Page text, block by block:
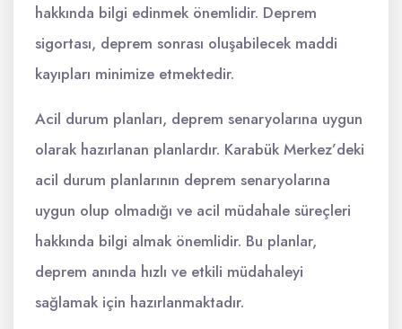
hakkında bilgi edinmek önemlidir. Deprem
sigortası, deprem sonrası oluşabilecek maddi
kayıpları minimize etmektedir.
Acil durum planları, deprem senaryolarına uygun
olarak hazırlanan planlardır. Karabük Merkez’deki
acil durum planlarının deprem senaryolarına
uygun olup olmadığı ve acil müdahale süreçleri
hakkında bilgi almak önemlidir. Bu planlar,
deprem anında hızlı ve etkili müdahaleyi
sağlamak için hazırlanmaktadır.